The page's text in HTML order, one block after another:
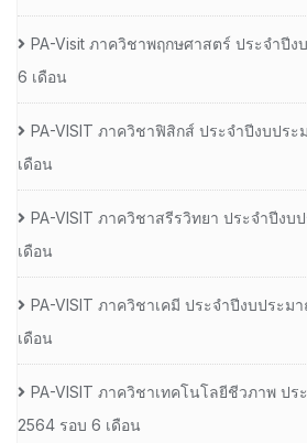
PA-Visit ภาควิชาพฤกษศาสตร์ ประจำปี
6 เดือน
PA-VISIT ภาควิชาฟิสิกส์ ประจำปีงบปร
เดือน
PA-VISIT ภาควิชาสรีรวิทยา ประจำปีง
เดือน
PA-VISIT ภาควิชาเคมี ประจำปีงบประม
เดือน
PA-VISIT ภาควิชาเทคโนโลยีชีวภาพ ป
2564 รอบ 6 เดือน